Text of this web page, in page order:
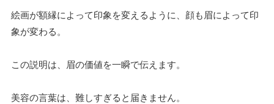
絵画が額縁によって印象を変えるように、顔も眉によって印
象が変わる。
この説明は、眉の価値を一瞬で伝えます。
美容の言葉は、難しすぎると届きません。